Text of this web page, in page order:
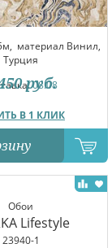
материал Винил,
Турция
08.08
В 1 КЛИК
руб.
Обои
Lifestyle
23940-1